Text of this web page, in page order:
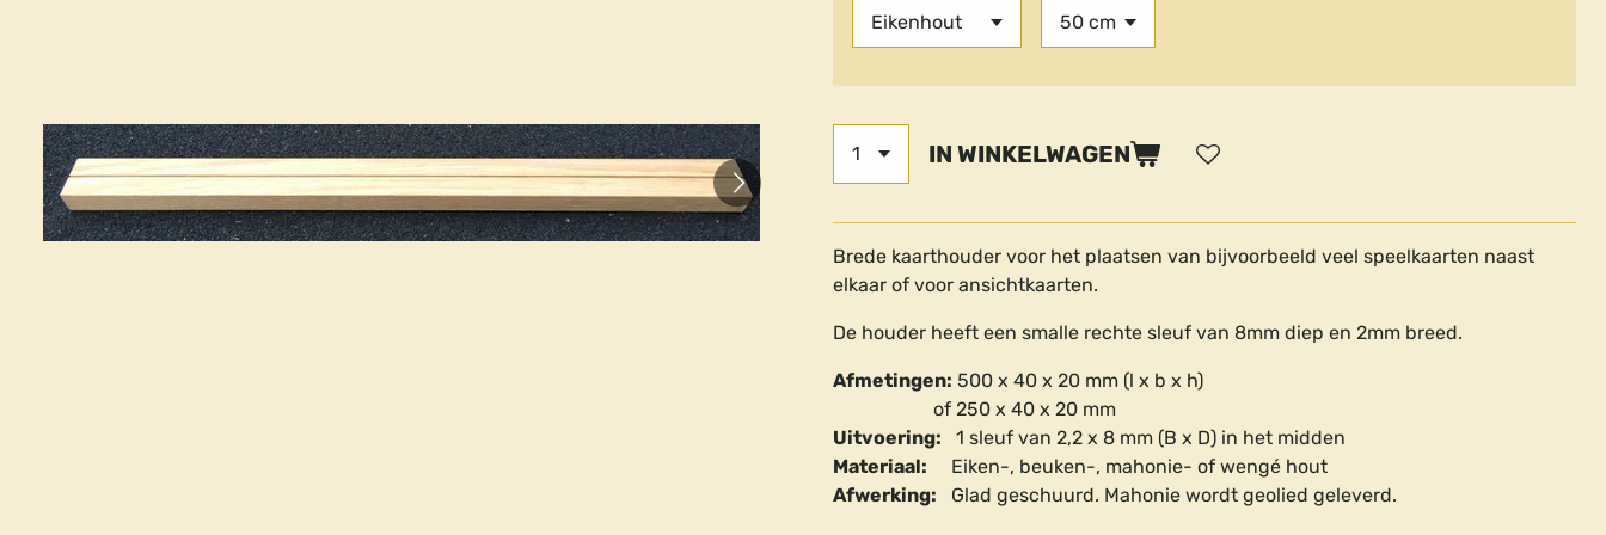
IN WINKELWAGEN
Brede kaarthouder voor het plaatsen van bijvoorbeeld veel speelkaarten naast
elkaar of voor ansichtkaarten.
De houder heeft een smalle rechte sleuf van 8mm diep en 2mm breed.
Afmetingen: 500 x 40 x 20 mm (l x b x h)
of 250 x 40 x 20 mm
Uitvoering: 1 sleuf van 2,2 x 8 mm (B x D) in het midden
Materiaal: Eiken-, beuken-, mahonie- of wengé hout
Afwerking: Glad geschuurd. Mahonie wordt geolied geleverd.